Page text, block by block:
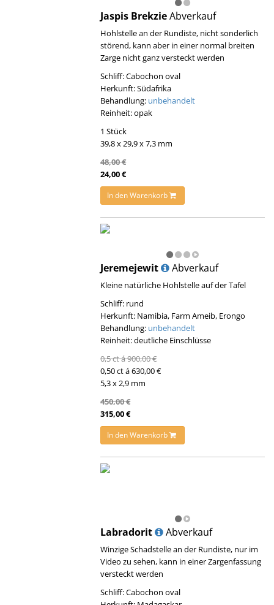
Jaspis BrekzieAbverkauf
Hohlstelle an der Rundiste, nicht sonderlich
störend, kann aber in einer normal breiten
Zarge nicht ganz versteckt werden
Schliff: Cabochon oval
Herkunft: Südafrika
Behandlung: unbehandelt
Reinheit: opak
1 Stück
39,8 x 29,9 x 7,3 mm
48,00 €
24,00 €
In den Warenkorb
Jeremejewit Abverkauf
Kleine natürliche Hohlstelle auf der Tafel
Schliff: rund
Herkunft: Namibia, Farm Ameib, Erongo
Behandlung: unbehandelt
Reinheit: deutliche Einschlüsse
0,5 ct á 900,00 €
0,50 ct á 630,00 €
5,3 x 2,9 mm
450,00 €
315,00 €
In den Warenkorb
Labradorit Abverkauf
Winzige Schadstelle an der Rundiste, nur im
Video zu sehen, kann in einer Zargenfassung
versteckt werden
Schliff: Cabochon oval